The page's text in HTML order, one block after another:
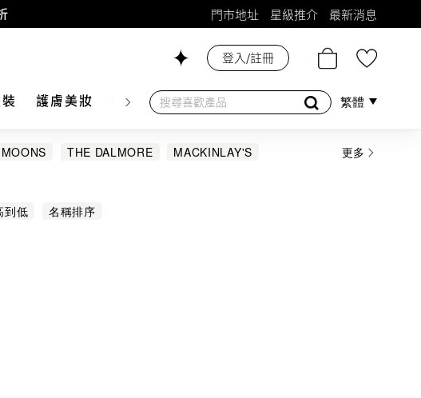
75折!
專區！
門市地址 星級推介 最新消息
護膚美妝 香水香薰 個人護理 母嬰護理 遊戲及精品
登入/註冊
繁體
THE DALMORE
MACKINLAY'S
更多
到低
名稱排序